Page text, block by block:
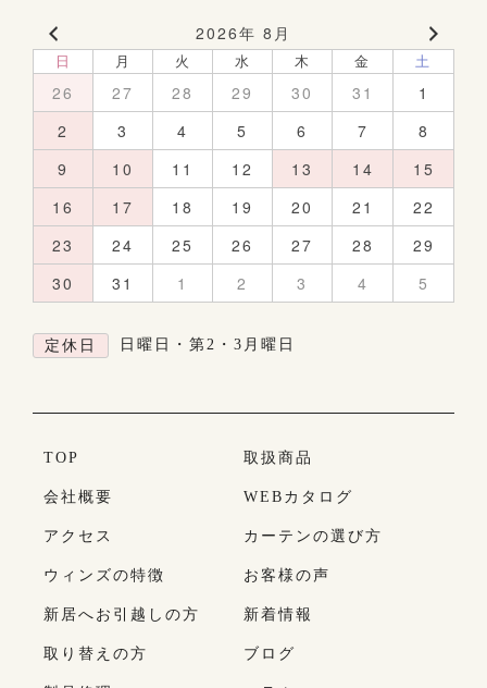
2026年 8月
日 月 火 水 木 金 土
26 27 28 29 30 31
1
2
3 4 5 6 7
8
9
10 11 12 13 14
15
16
17 18 19 20 21
22
23
24 25 26 27 28
29
30
31 1 2 3 4 5
定休日 日曜日・第2・3月曜日
TOP
会社概要
アクセス
ウィンズの特徴
新居へお引越しの方
取り替えの方
取扱商品
WEBカタログ
カーテンの選び方
お客様の声
新着情報
ブログ